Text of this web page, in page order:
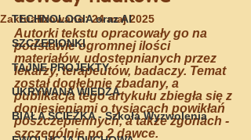
TECHNOLOGIA oraz AI
SZCZEPIONKI
TAJNE PROJEKTY
UKRYWANA WIEDZA
BIAŁA ŚCIEŻKA - Szkoła Wyzwolenia
Zaktualizowano:24 maj 2025
Autorki tekstu opracowały go na
podstawie ogromnej ilości
materiałów, udostępnianych przez
lekarzy, terapeutów, badaczy. Temat
został dogłębnie zbadany, a
publikacja tego artykułu zbiegła się z
doniesieniami o tysiącach powikłań
poszczepiennych, a także zgonach -
szczególnie po 2 dawce.